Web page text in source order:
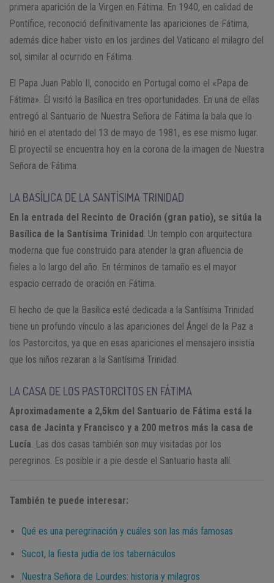
primera aparición de la Virgen en Fátima. En 1940, en calidad de
Pontífice, reconoció definitivamente las apariciones de Fátima,
además dice haber visto en los jardines del Vaticano el milagro del
sol, similar al ocurrido en Fátima.
El Papa Juan Pablo II, conocido en Portugal como el «Papa de
Fátima». Él visitó la Basílica en tres oportunidades. En una de ellas
entregó al Santuario de Nuestra Señora de Fátima la bala que lo
hirió en el atentado del 13 de mayo de 1981, es ese mismo lugar.
El proyectil se encuentra hoy en la corona de la imagen de Nuestra
Señora de Fátima.
LA BASÍLICA DE LA SANTÍSIMA TRINIDAD
En la entrada del Recinto de Oración (gran patio), se sitúa la
Basílica de la Santísima Trinidad . Un templo con arquitectura
moderna que fue construido para atender la gran afluencia de
fieles a lo largo del año. En términos de tamaño es el mayor
espacio cerrado de oración en Fátima.
El hecho de que la Basílica esté dedicada a la Santísima Trinidad
tiene un profundo vínculo a las apariciones del Ángel de la Paz a
los Pastorcitos, ya que en esas apariciones el mensajero insistía
que los niños rezaran a la Santísima Trinidad.
LA CASA DE LOS PASTORCITOS EN FÁTIMA
Aproximadamente a 2,5km del Santuario de Fátima está la
casa de Jacinta y Francisco y a 200 metros más la casa de
Lucía . Las dos casas también son muy visitadas por los
peregrinos. Es posible ir a pie desde el Santuario hasta allí.
También te puede interesar:
Qué es una peregrinación y cuáles son las más famosas
Sucot, la fiesta judía de los tabernáculos
Nuestra Señora de Lourdes: historia y milagros